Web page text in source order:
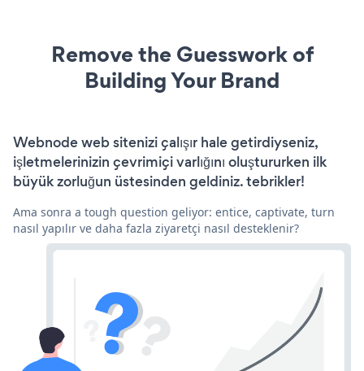
Remove the Guesswork of
Building Your Brand
Webnode web sitenizi çalışır hale getirdiyseniz,
işletmelerinizin çevrimiçi varlığını oluştururken ilk
büyük zorluğun üstesinden geldiniz. tebrikler!
Ama sonra a tough question geliyor: entice, captivate, turn
nasıl yapılır ve daha fazla ziyaretçi nasıl desteklenir?